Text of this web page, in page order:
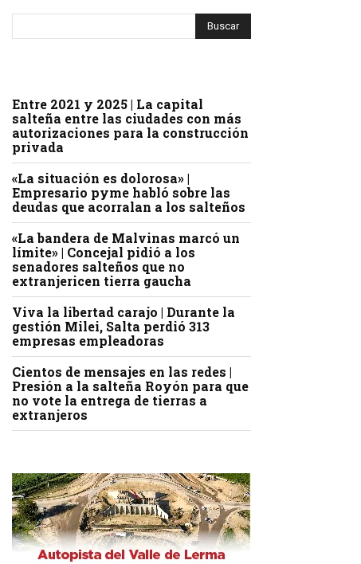
Entre 2021 y 2025 | La capital
salteña entre las ciudades con más
autorizaciones para la construcción
privada
«La situación es dolorosa» |
Empresario pyme habló sobre las
deudas que acorralan a los salteños
«La bandera de Malvinas marcó un
límite» | Concejal pidió a los
senadores salteños que no
extranjericen tierra gaucha
Viva la libertad carajo | Durante la
gestión Milei, Salta perdió 313
empresas empleadoras
Cientos de mensajes en las redes |
Presión a la salteña Royón para que
no vote la entrega de tierras a
extranjeros